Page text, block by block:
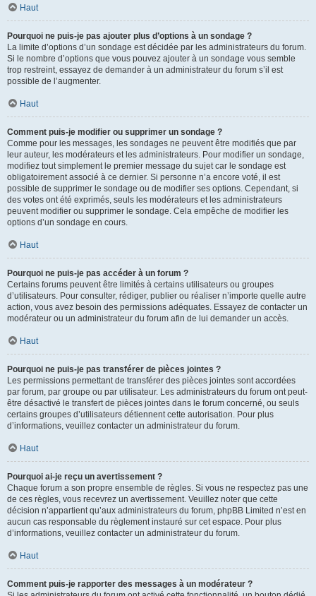
Haut
Pourquoi ne puis-je pas ajouter plus d’options à un sondage ?
La limite d’options d’un sondage est décidée par les administrateurs du forum.
Si le nombre d’options que vous pouvez ajouter à un sondage vous semble
trop restreint, essayez de demander à un administrateur du forum s’il est
possible de l’augmenter.
Haut
Comment puis-je modifier ou supprimer un sondage ?
Comme pour les messages, les sondages ne peuvent être modifiés que par
leur auteur, les modérateurs et les administrateurs. Pour modifier un sondage,
modifiez tout simplement le premier message du sujet car le sondage est
obligatoirement associé à ce dernier. Si personne n’a encore voté, il est
possible de supprimer le sondage ou de modifier ses options. Cependant, si
des votes ont été exprimés, seuls les modérateurs et les administrateurs
peuvent modifier ou supprimer le sondage. Cela empêche de modifier les
options d’un sondage en cours.
Haut
Pourquoi ne puis-je pas accéder à un forum ?
Certains forums peuvent être limités à certains utilisateurs ou groupes
d’utilisateurs. Pour consulter, rédiger, publier ou réaliser n’importe quelle autre
action, vous avez besoin des permissions adéquates. Essayez de contacter un
modérateur ou un administrateur du forum afin de lui demander un accès.
Haut
Pourquoi ne puis-je pas transférer de pièces jointes ?
Les permissions permettant de transférer des pièces jointes sont accordées
par forum, par groupe ou par utilisateur. Les administrateurs du forum ont peut-
être désactivé le transfert de pièces jointes dans le forum concerné, ou seuls
certains groupes d’utilisateurs détiennent cette autorisation. Pour plus
d’informations, veuillez contacter un administrateur du forum.
Haut
Pourquoi ai-je reçu un avertissement ?
Chaque forum a son propre ensemble de règles. Si vous ne respectez pas une
de ces règles, vous recevrez un avertissement. Veuillez noter que cette
décision n’appartient qu’aux administrateurs du forum, phpBB Limited n’est en
aucun cas responsable du règlement instauré sur cet espace. Pour plus
d’informations, veuillez contacter un administrateur du forum.
Haut
Comment puis-je rapporter des messages à un modérateur ?